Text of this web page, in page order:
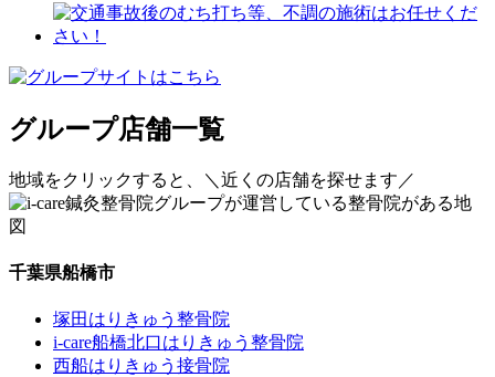
グループ店舗一覧
地域をクリックすると、 ＼近くの店舗を探せます／
千葉県船橋市
塚田はりきゅう整骨院
i-care船橋北口はりきゅう整骨院
西船はりきゅう接骨院